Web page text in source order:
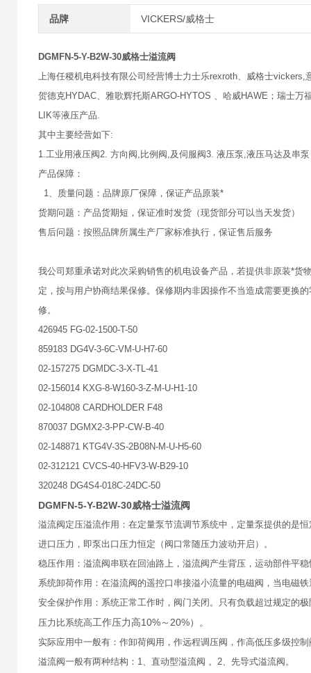
品牌 VICKERS/威格士
DGMFN-5-Y-B2W-30威格士溢流阀
上海任稷机电科技有限公司经营博士力士乐rexroth、威格士
贺德克HYDAC、雅歌辉托斯ARGO-HYTOS 、哈威HAWE；瑞士
LIK等液压产品.
其中主要经营如下:
1.工业用液压阀2. 方向阀,比例阀,及伺服阀3. 液压泵,液压马达及串
产品保障：
1、质量问题：品牌原厂保障，保证产品原装*
货期问题：产品货期短，保证准时发货（现货部分可以当天发货）
售后问题：按照品牌所属生产厂家标准执行，保证售后服务
我公司郑重承诺对此次采购销售的机电设备产品，若提供非原装*
定，按与用户协商结果保修。保修期内非因操作不当造成需要更换
修。
426945 FG-02-1500-T-50
859183 DG4V-3-6C-VM-U-H7-60
02-157275 DGMDC-3-X-TL-41
02-156014 KXG-8-W160-3-Z-M-U-H1-10
02-104808 CARDHOLDER F48
870037 DGMX2-3-PP-CW-B-40
02-148871 KTG4V-3S-2B08N-M-U-H5-60
02-312121 CVCS-40-HFV3-W-B29-10
320248 DG4S4-018C-24DC-50
DGMFN-5-Y-B2W-30威格士溢流阀
溢流阀定压溢流作用：在定量泵节流调节系统中，定量泵提供的是
进口压力，即泵出口压力恒定（阀口常随压力波动开启）。
稳压作用：溢流阀串联在回油路上，溢流阀产生背压，运动部件平
系统卸荷作用：在溢流阀的遥控口串接溢小流量的电磁阀，当电磁
安全保护作用：系统正常工作时，阀门关闭。只有负载超过规定的
压力比系统高工作压力高10%～20%）。
实际应用中一般有：作卸荷阀用，作远程调压阀，作高低压多级控
溢流阀一般有两种结构：1、直动型溢流阀 。2、先导式溢流阀。